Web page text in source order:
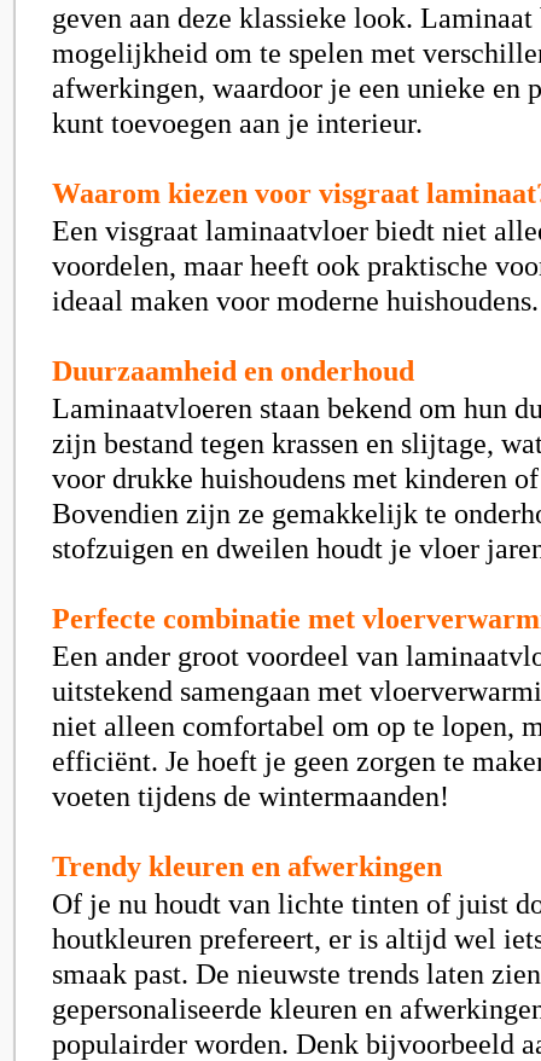
geven aan deze klassieke look.
mogelijkheid om te spelen met
afwerkingen, waardoor je een unieke en
kunt toevoegen aan je interieur.
Waarom kiezen voor visgraat
Een visgraat laminaatvloer biedt niet
voordelen, maar heeft ook praktische
ideaal maken voor moderne huishoudens.
Duurzaamheid en onderhoud
Laminaatvloeren staan bekend om hun
zijn bestand tegen krassen en slijtage,
voor drukke huishoudens met kinderen
Bovendien zijn ze gemakkelijk te
stofzuigen en dweilen houdt je vloer
Perfecte combinatie met
Een ander groot voordeel van
uitstekend samengaan met
niet alleen comfortabel om op te lopen,
efficiënt. Je hoeft je geen zorgen te
voeten tijdens de wintermaanden!
Trendy kleuren en afwerkingen
Of je nu houdt van lichte tinten of juist
houtkleuren prefereert, er is altijd wel
smaak past. De nieuwste trends laten
gepersonaliseerde kleuren en
populairder worden. Denk bijvoorbeeld